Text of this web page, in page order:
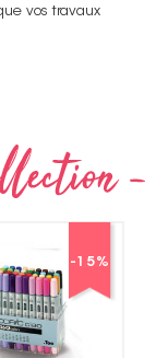
vos travaux
-15%